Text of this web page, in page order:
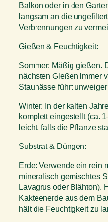
Balkon oder in den
langsam an die
Verbrennungen zu
Gießen & Feuchtigkeit:
Sommer: Mäßig gießen.
nächsten Gießen immer
Staunässe führt
Winter: In der kalten
komplett eingestellt (ca.
leicht, falls die Pflanze
Substrat & Düngen:
Erde: Verwende ein rein
mineralisch gemischtes
Lavagrus oder Blähton).
Kakteenerde aus dem
hält die Feuchtigkeit zu